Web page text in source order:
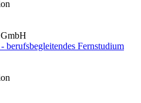
berufsbegleitendes Fernstudium